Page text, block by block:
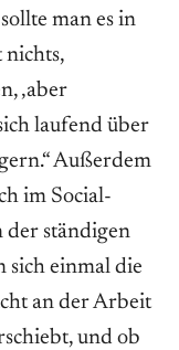
man es in
nichts,
‚aber
laufend über
Außerdem
im Social-
ständigen
sich einmal die
an der Arbeit
und ob